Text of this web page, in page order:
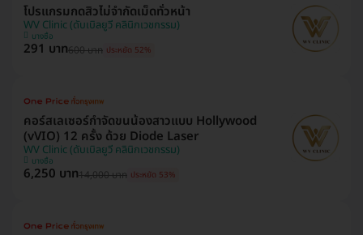
โปรแกรมกดสิวไม่จำกัดเม็ดทั่วหน้า
WV Clinic (ดับเบิลยูวี คลินิกเวชกรรม)
บางซื่อ
291 บาท600 บาท ประหยัด 52%
คอร์สเลเซอร์กำจัดขนน้องสาวแบบ Hollywood
(vVIO) 12 ครั้ง ด้วย Diode Laser
WV Clinic (ดับเบิลยูวี คลินิกเวชกรรม)
บางซื่อ
6,250 บาท14,000 บาท ประหยัด 53%